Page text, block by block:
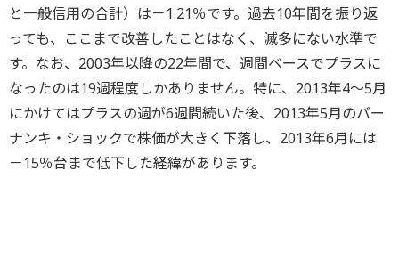
と一般信用の合計）は－1.21％です。過去10年間を振り返
っても、ここまで改善したことはなく、滅多にない水準で
す。なお、2003年以降の22年間で、週間ベースでプラスに
なったのは19週程度しかありません。特に、2013年4～5月
にかけてはプラスの週が6週間続いた後、2013年5月のバー
ナンキ・ショックで株価が大きく下落し、2013年6月には
－15％台まで低下した経緯があります。